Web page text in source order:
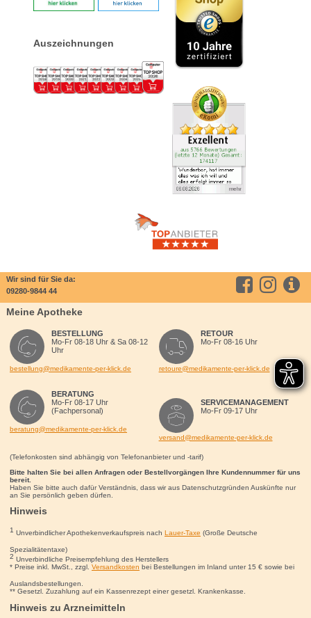
Auszeichnungen
Wir sind für Sie da:
09280-9844 44
Meine Apotheke
BESTELLUNG
Mo-Fr 08-18 Uhr & Sa 08-12
Uhr
bestellung@medikamente-per-klick.de
BERATUNG
Mo-Fr 08-17 Uhr
(Fachpersonal)
beratung@medikamente-per-klick.de
RETOUR
Mo-Fr 08-16 Uhr
retoure@medikamente-per-klick.de
SERVICEMANAGEMENT
Mo-Fr 09-17 Uhr
versand@medikamente-per-klick.de
(Telefonkosten sind abhängig von Telefonanbieter und -tarif)
Bitte halten Sie bei allen Anfragen oder Bestellvorgängen Ihre Kundennummer für uns
bereit.
Haben Sie bitte auch dafür Verständnis, dass wir aus Datenschutzgründen Auskünfte nur
an Sie persönlich geben dürfen.
Hinweis
1 Unverbindlicher Apothekenverkaufspreis nach Lauer-Taxe (Große Deutsche
Spezialitätentaxe)
2 Unverbindliche Preisempfehlung des Herstellers
* Preise inkl. MwSt., zzgl. Versandkosten bei Bestellungen im Inland unter 15 €sowie bei
Auslandsbestellungen.
** Gesetzl. Zuzahlung auf ein Kassenrezept einer gesetzl. Krankenkasse.
Hinweis zu Arzneimitteln